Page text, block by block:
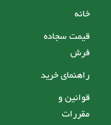
خانه
قیمت سجاده
فرش
راهنمای خرید
قوانین و
مقررات